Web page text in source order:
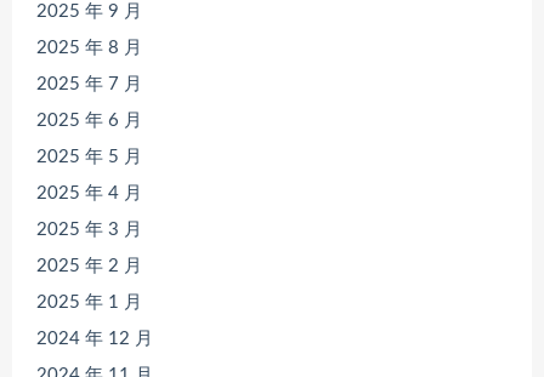
2025 年 9 月
2025 年 8 月
2025 年 7 月
2025 年 6 月
2025 年 5 月
2025 年 4 月
2025 年 3 月
2025 年 2 月
2025 年 1 月
2024 年 12 月